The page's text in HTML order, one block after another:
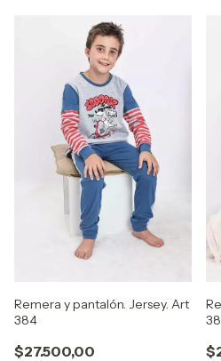
Remera y pantalón. Jersey. Art
384
$27.500,00